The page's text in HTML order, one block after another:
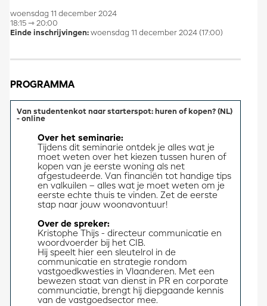
woensdag 11 december 2024
18:15 ⇾ 20:00
Einde inschrijvingen: woensdag 11 december 2024 (17:00)
PROGRAMMA
Van studentenkot naar starterspot: huren of kopen? (NL)
- online
Over het seminarie:
Tijdens dit seminarie ontdek je alles wat je
moet weten over het kiezen tussen huren of
kopen van je eerste woning als net
afgestudeerde. Van financiën tot handige tips
en valkuilen – alles wat je moet weten om je
eerste echte thuis te vinden. Zet de eerste
stap naar jouw woonavontuur!
Over de spreker:
Kristophe Thijs - directeur communicatie en
woordvoerder bij het CIB.
Hij speelt hier een sleutelrol in de
communicatie en strategie rondom
vastgoedkwesties in Vlaanderen. Met een
bewezen staat van dienst in PR en corporate
communciatie, brengt hij diepgaande kennis
van de vastgoedsector mee.